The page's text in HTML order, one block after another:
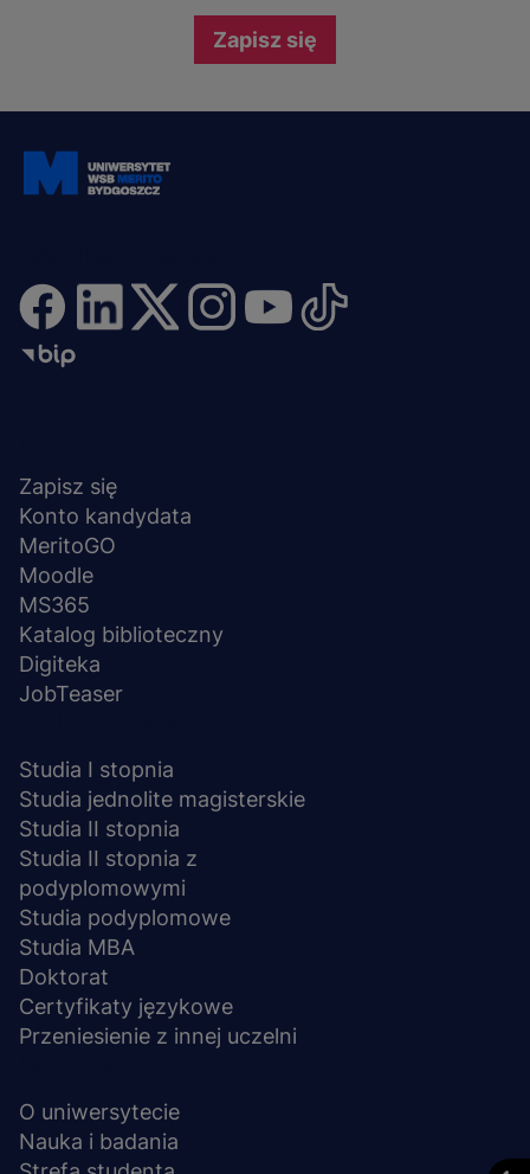
Zapisz się
stopka
Zapisz się
Konto kandydata
MeritoGO
Moodle
MS365
Katalog biblioteczny
Digiteka
JobTeaser
Studia I stopnia
Studia jednolite magisterskie
Studia II stopnia
Studia II stopnia z
podyplomowymi
Studia podyplomowe
Studia MBA
Doktorat
Certyfikaty językowe
Przeniesienie z innej uczelni
O uniwersytecie
Nauka i badania